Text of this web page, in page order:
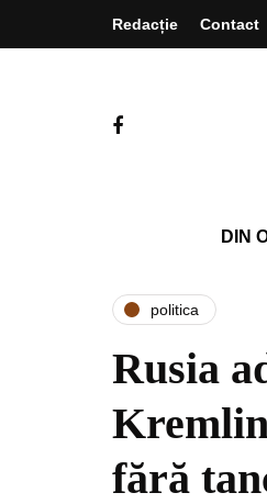
Redacție Contact
DIN
politica
Rusia
fără